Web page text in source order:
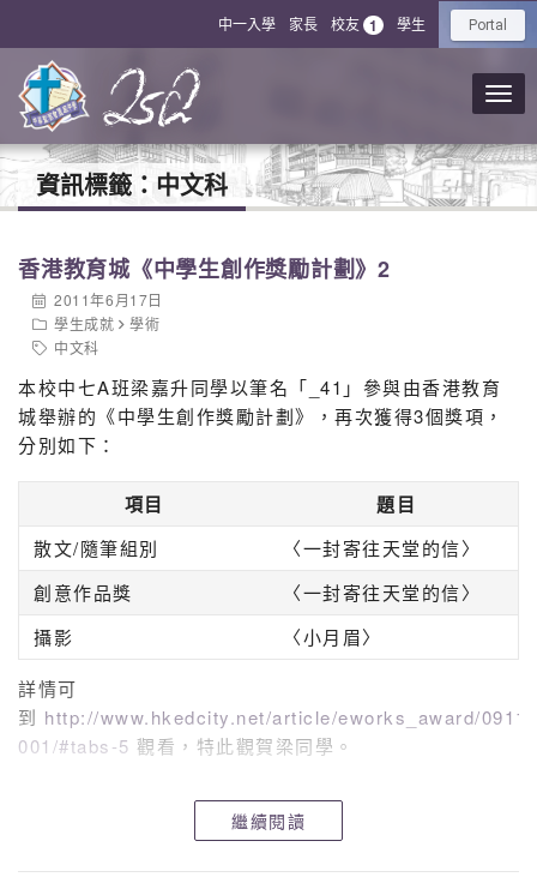
中一入學 家長 校友 1 學生 Portal
資訊標籤： 中文科
香港教育城《中學生創作獎勵計劃》2
2011年6月17日
學生成就
學術
中文科
本校中七A班梁嘉升同學以筆名「_41」參與由香港教育
城舉辦的《中學生創作獎勵計劃》，再次獲得3個獎項，
分別如下：
項目 題目
散文/隨筆組別
〈一封寄往天堂的信〉
創意作品獎
〈一封寄往天堂的信〉
攝影
〈小月眉〉
詳情可
到 http://www.hkedcity.net/article/eworks_award/
001/#tabs-5 觀看，特此觀賀梁同學。
繼續閱讀